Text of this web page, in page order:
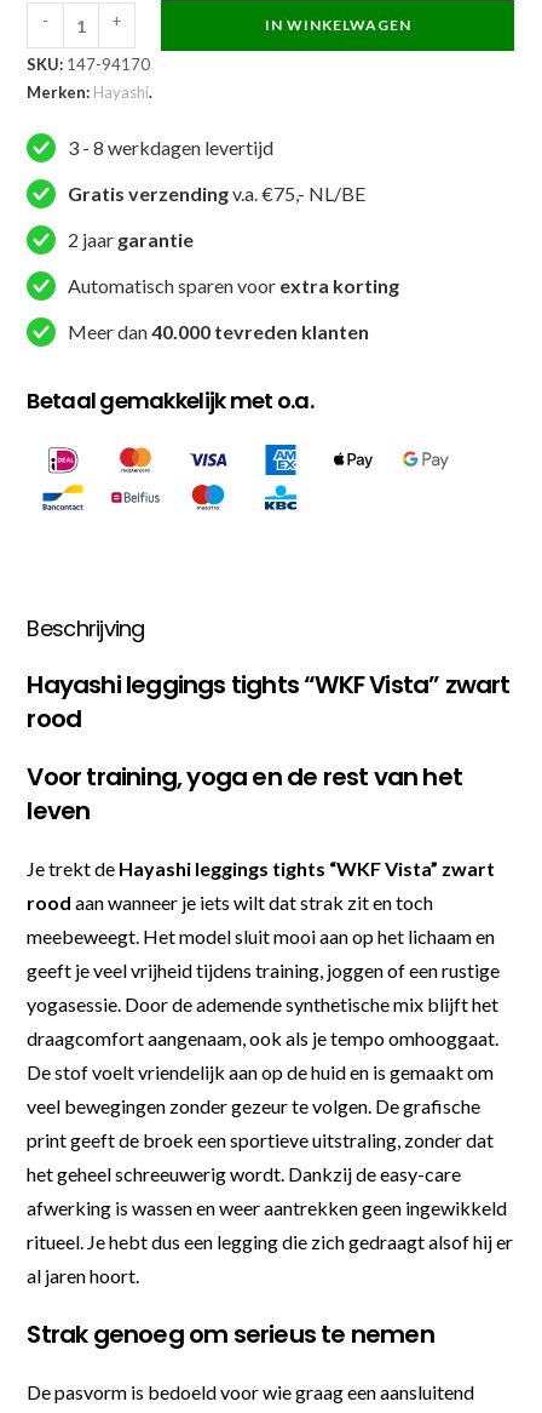
Hayashi
Sportleggings
-
WKF
Vista
-
Zwart
/
Rood
- + IN WINKELWAGEN
SKU: 147-94170
Merken: Hayashi.
3 - 8 werkdagen levertijd
Gratis verzendingv.a. €75,- NL/BE
2 jaar garantie
Automatisch sparen voor extra korting
Meer dan40.000 tevreden klanten
Betaal gemakkelijk met o.a.
Beschrijving
Hayashi leggings tights “WKF Vista” zwart
rood
Voor training, yoga en de rest van het
leven
Je trekt de Hayashi leggings tights “WKF Vista” zwart
rood aan wanneer je iets wilt dat strak zit en toch
meebeweegt. Het model sluit mooi aan op het lichaam en
geeft je veel vrijheid tijdens training, joggen of een rustige
yogasessie. Door de ademende synthetische mix blijft het
draagcomfort aangenaam, ook als je tempo omhooggaat.
De stof voelt vriendelijk aan op de huid en is gemaakt om
veel bewegingen zonder gezeur te volgen. De grafische
print geeft de broek een sportieve uitstraling, zonder dat
het geheel schreeuwerig wordt. Dankzij de easy-care
afwerking is wassen en weer aantrekken geen ingewikkeld
ritueel. Je hebt dus een legging die zich gedraagt alsof hij er
al jaren hoort.
Strak genoeg om serieus te nemen
De pasvorm is bedoeld voor wie graag een aansluitend